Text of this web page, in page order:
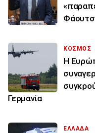
ΚΟΣΜΟΣ
Η
Γερμανία
ΕΛΛΑΔΑ